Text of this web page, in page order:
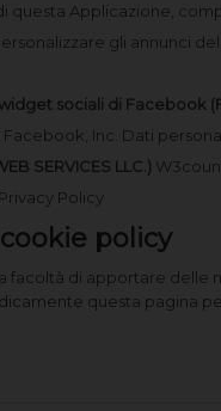
questa Applicazione,
gli annunci
sociali di Facebook
Inc. Dati
SERVICES LLC.)
Policy
policy
facoltà di apportare
questa pagina